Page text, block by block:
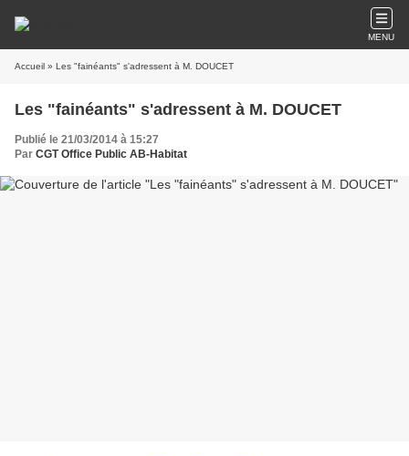
MENU
Accueil » Les "fainéants" s'adressent à M. DOUCET
Les "fainéants" s'adressent à M. DOUCET
Publié le 21/03/2014 à 15:27
Par CGT Office Public AB-Habitat